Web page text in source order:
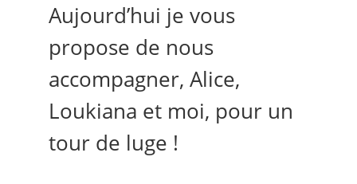
Aujourd’hui je vous
propose de nous
accompagner, Alice,
Loukiana et moi, pour un
tour de luge !